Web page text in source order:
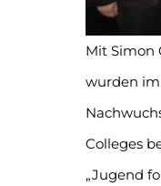
Mit Simon
wurden im
Colleges
„Jugend